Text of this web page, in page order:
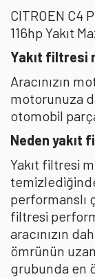
CITROEN C4
116hp Yakıt
Yakıt filtresi
Aracınızın
motorunuza
otomobil
Neden yakıt
Yakıt filtresi
performanslı
filtresi
aracınızın
ömrünün
grubunda en